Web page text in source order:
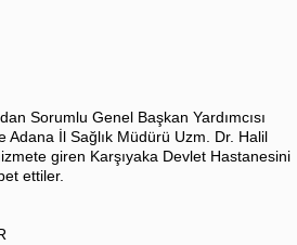
Sorumlu Genel Başkan Yardımcısı
Adana İl Sağlık Müdürü Uzm. Dr. Halil
giren Karşıyaka Devlet Hastanesini
ettiler.